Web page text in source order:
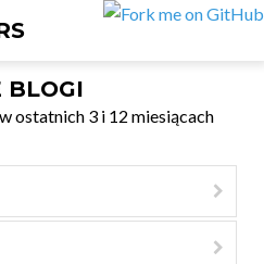
BLOGI
ostatnich 3 i 12 miesiącach